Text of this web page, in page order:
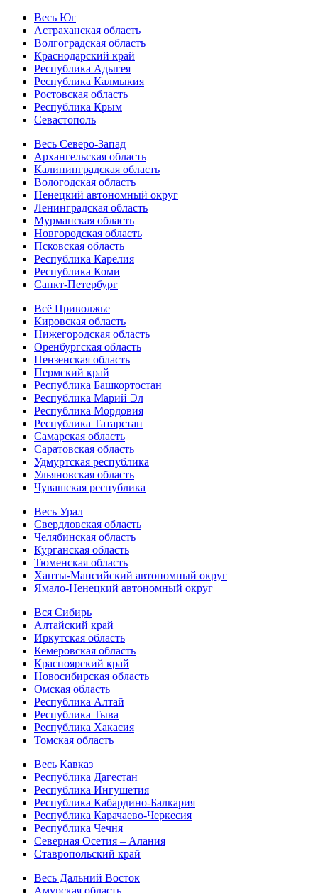
Весь Юг
Астраханская область
Волгоградская область
Краснодарский край
Республика Адыгея
Республика Калмыкия
Ростовская область
Республика Крым
Севастополь
Весь Северо-Запад
Архангельская область
Калининградская область
Вологодская область
Ненецкий автономный округ
Ленинградская область
Мурманская область
Новгородская область
Псковская область
Республика Карелия
Республика Коми
Санкт-Петербург
Всё Приволжье
Кировская область
Нижегородская область
Оренбургская область
Пензенская область
Пермский край
Республика Башкортостан
Республика Марий Эл
Республика Мордовия
Республика Татарстан
Самарская область
Саратовская область
Удмуртская республика
Ульяновская область
Чувашская республика
Весь Урал
Свердловская область
Челябинская область
Курганская область
Тюменская область
Ханты-Мансийский автономный округ
Ямало-Ненецкий автономный округ
Вся Сибирь
Алтайский край
Иркутская область
Кемеровская область
Красноярский край
Новосибирская область
Омская область
Республика Алтай
Республика Тыва
Республика Хакасия
Томская область
Весь Кавказ
Республика Дагестан
Республика Ингушетия
Республика Кабардино-Балкария
Республика Карачаево-Черкесия
Республика Чечня
Северная Осетия – Алания
Ставропольский край
Весь Дальний Восток
Амурская область